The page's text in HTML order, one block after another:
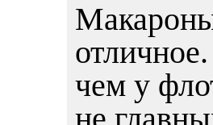
чем у